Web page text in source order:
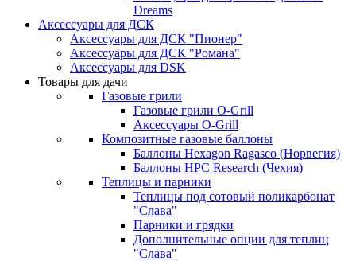
Dreams
Аксессуары для ДСК
Аксессуары для ДСК "Пионер"
Аксессуары для ДСК "Романа"
Аксессуары для DSK
Товары для дачи
Газовые грили
Газовые грили O-Grill
Аксессуары O-Grill
Композитные газовые баллоны
Баллоны Hexagon Ragasco (Норвегия)
Баллоны HPC Research (Чехия)
Теплицы и парники
Теплицы под сотовый поликарбонат
"Слава"
Парники и грядки
Дополнительные опции для теплиц
"Слава"